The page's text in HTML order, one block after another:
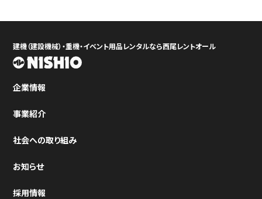
建機（建設機械）・重機・イベント用品レンタルなら西尾レントオール
企業情報
事業紹介
社会への取り組み
お知らせ
採用情報